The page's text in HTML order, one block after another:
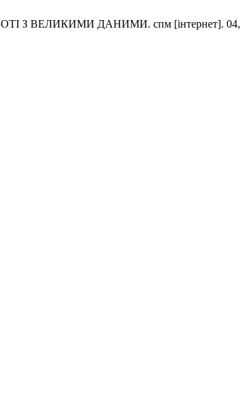
З ВЕЛИКИМИ ДАНИМИ. спм [інтернет]. 04,